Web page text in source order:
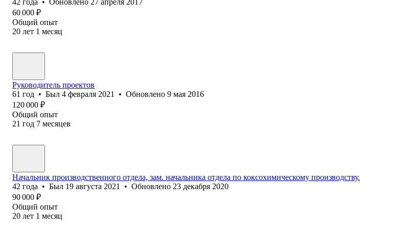
60 000 ₽
Общий опыт
20 лет 1 месяц
Руководитель проектов
61 год • Был 4 февраля 2021 • Обновлено 9 мая 2016
120 000 ₽
Общий опыт
21 год 7 месяцев
Начальник производственного отдела, зам. начальника отдела по коксохимическому производству.
42 года • Был 19 августа 2021 • Обновлено 23 декабря 2020
90 000 ₽
Общий опыт
20 лет 1 месяц